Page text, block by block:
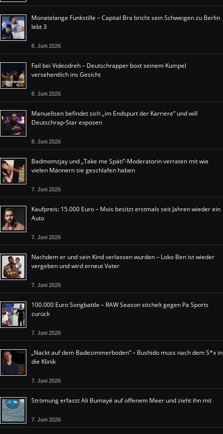
Monatelange Funkstille – Capital Bra bricht sein Schweigen zu Berlin
lebt 3
8. Juni 2026
Fail bei Videodreh – Deutschrapper boxt seinem Kumpel
versehentlich ins Gesicht
8. Juni 2026
Manuellsen befindet sich „im Endspurt der Karriere“ und will
Deutschrap-Star exposen
8. Juni 2026
Badmomzjay und „Take me Späti“-Moderatorin verraten mit wie
vielen Männern sie geschlafen haben
7. Juni 2026
Kaufpreis: 15.000 Euro – Mois besitzt erstmals seit Jahren wieder ein
Auto
7. Juni 2026
Nachdem er und sein Kind verlassen wurden – Loko Ben ist wieder
vergeben und wird erneut Vater
7. Juni 2026
100.000 Euro Songbattle – RAW Season stichelt gegen Pa Sports
zurück
7. Juni 2026
„Nackt auf dem Badezimmerboden“ – Bushido muss nach dem S*x in
die Klinik
7. Juni 2026
Strömung erfasst Ali Bumayé auf offenem Meer und zieht ihn mit
7. Juni 2026